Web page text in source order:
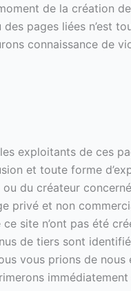
de la création
pages liées n’est
connaissance de
exploitants de ces
et toute forme
ou du créateur
privé et non
site n’ont pas été
de tiers sont
vous prions de